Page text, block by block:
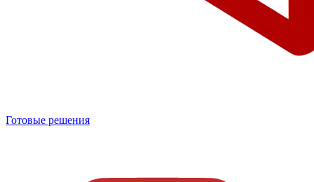
Готовые решения